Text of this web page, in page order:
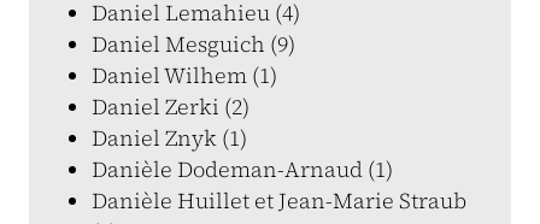
Daniel Lemahieu (4)
Daniel Mesguich (9)
Daniel Wilhem (1)
Daniel Zerki (2)
Daniel Znyk (1)
Danièle Dodeman-Arnaud (1)
Danièle Huillet et Jean-Marie Straub